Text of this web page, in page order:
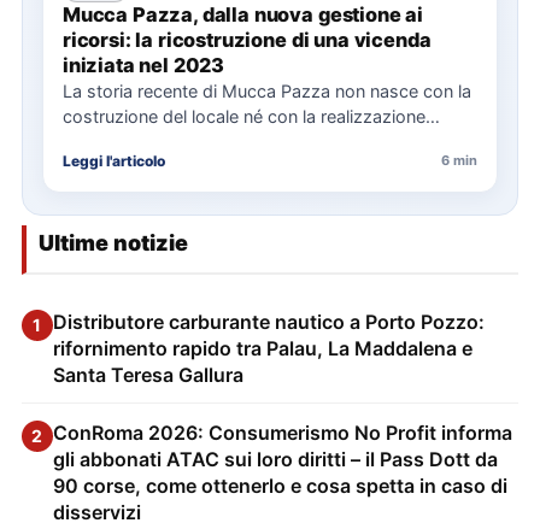
Mucca Pazza, dalla nuova gestione ai
ricorsi: la ricostruzione di una vicenda
iniziata nel 2023
La storia recente di Mucca Pazza non nasce con la
costruzione del locale né con la realizzazione
Leggi l'articolo 6 min
Ultime notizie
1
Distributore carburante nautico a Porto Pozzo:
rifornimento rapido tra Palau, La Maddalena e
Santa Teresa Gallura
2 ConRoma 2026: Consumerismo No Profit informa
gli abbonati ATAC sui loro diritti – il Pass Dott da
90 corse, come ottenerlo e cosa spetta in caso di
disservizi